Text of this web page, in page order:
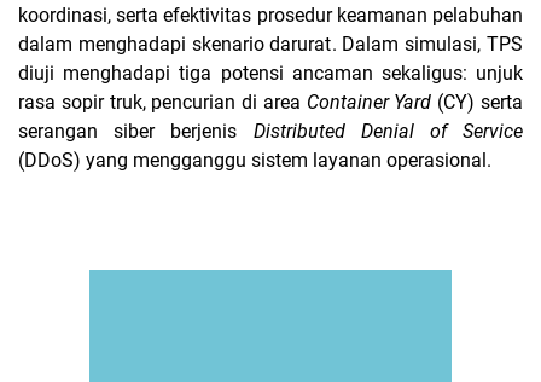
koordinasi, serta efektivitas prosedur keamanan pelabuhan
dalam menghadapi skenario darurat. Dalam simulasi, TPS
diuji menghadapi tiga potensi ancaman sekaligus: unjuk
rasa sopir truk, pencurian di area Container Yard (CY) serta
serangan siber berjenis Distributed Denial of Service
(DDoS) yang mengganggu sistem layanan operasional.